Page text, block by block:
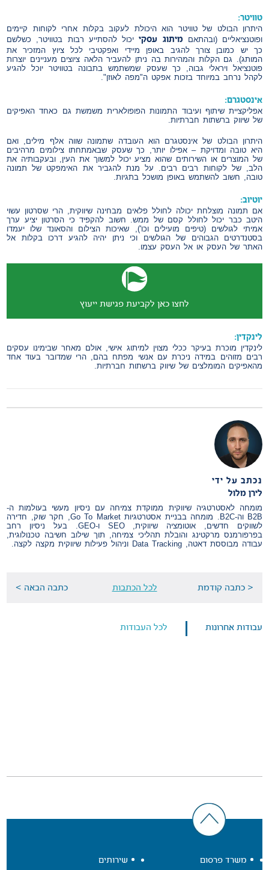
טוויטר:
היתרון הבולט של טוויטר הוא היכולת לעקוב בקלות אחרי לקוחות קיימים
ופוטנציאליים (ובהתאם מיתוג עסקייכול להסתייע רבות בטוויטר, כשלשם
כך יש כמובן צורך להגיב באופן מיידי ואפקטיבי לכל ציוץ המזכיר את
המותג). גם הקלות והמהירות בה ניתן להעביר הלאה ציוצים מעניינים יוצרות
פוטנציאל ויראלי גבוה, כך שעסק שמשתמש בתבונה בטוויטר יוכל להגיע
לקהל נרחב במיוחד בזכות אפקט ה"מפה לאוזן".
אינסטגרם:
אפליקציית שיתוף ועיבוד התמונות הפופולארית משמשת גם כאחד האפיקים
של שיווק ברשתות חברתיות.
היתרון הבולט של אינסטגרם הוא העובדה שתמונה שווה אלף מילים, ואם
היא טובה ומדויקת – אפילו יותר, כך שעסק שבאמתחתו צילומים מרהיבים
של המוצרים או השירותים שהוא מציע יכול למשוך את העין, ובעקבותיה את
הלב, של לקוחות רבים רבים. על מנת להגביר את האימפקט של תמונה
טובה, חשוב להשתמש באופן מושכל בתגיות.
יוטיוב:
אם תמונה מוצלחת יכולה לחולל פלאים מבחינה שיווקית, הרי שסרטון עשוי
היטב כבר יכול לחולל קסם של ממש. חשוב להקפיד כי הסרטון יציע ערך
אמיתי לגולשים (טיפים מועילים וכו'), שאיכות הצילום והסאונד שלו יעמדו
בסטנדרטים הגבוהים של הגולשים וכי ניתן יהיה להגיע דרכו בקלות אל
האתר של העסק או אל העסק עצמו.
לחצו כאן לקביעת פגישת ייעוץ
לינקדין:
לינקדין מוכרת בעיקר ככלי מצוין למיתוג אישי, אולם מאחר שבימינו עסקים
רבים מזוהים במידה ניכרת עם אנשי מפתח בהם, הרי שמדובר בעוד אחד
מהאפיקים המומלצים של שיווק ברשתות חברתיות.
נכתב על ידי
לירן מלול
מומחה לאסטרטגיה שיווקית ממוקדת צמיחה עם ניסיון מעשי בעולמות ה-
B2B וה-B2C. מומחה בבניית אסטרטגיות Go To Market, חקר שוק, חדירה
לשווקים חדשים, אוטומציה שיווקית, SEO ו-GEO. בעל ניסיון רחב
בפרפורמנס מרקטינג והובלת תהליכי צמיחה, תוך שילוב חשיבה טכנולוגית,
עבודה מבוססת דאטה, Data Tracking וניהול פעילות שיווקית מקצה לקצה.
< כתבה קודמת לכל הכתבות כתבה הבאה >
עבודות אחרונות לכל העבודות
משרד פרסום שירותים